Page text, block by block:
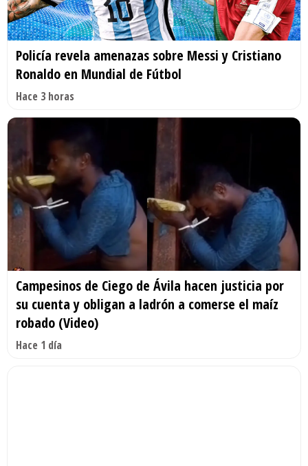
Policía revela amenazas sobre Messi y Cristiano
Ronaldo en Mundial de Fútbol
Hace 3 horas
Campesinos de Ciego de Ávila hacen justicia por
su cuenta y obligan a ladrón a comerse el maíz
robado (Video)
Hace 1 día